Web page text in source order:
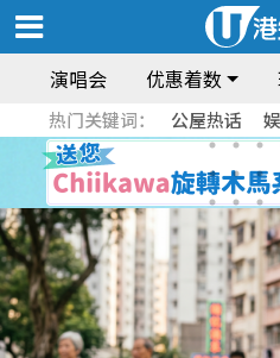
演唱会 优惠着数
热门关键词： 公屋热话